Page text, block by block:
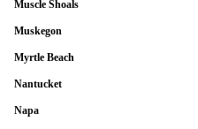
Muscle Shoals
Muskegon
Myrtle Beach
Nantucket
Napa